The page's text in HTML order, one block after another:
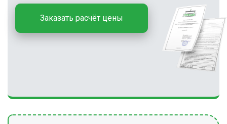
Заказать расчёт цены